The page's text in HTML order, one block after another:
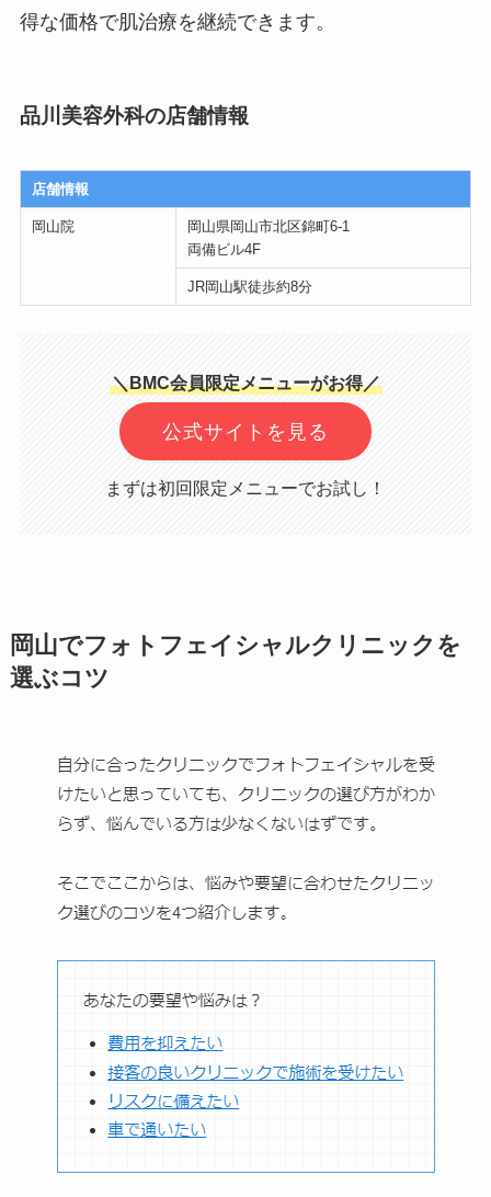
得な価格で肌治療を継続できます。
品川美容外科の店舗情報
店舗情報
岡山院
岡山県岡山市北区錦町6-1
両備ビル4F
JR岡山駅徒歩約8分
＼BMC会員限定メニューがお得／
公式サイトを見る
まずは初回限定メニューでお試し！
岡山でフォトフェイシャルクリニックを
選ぶコツ